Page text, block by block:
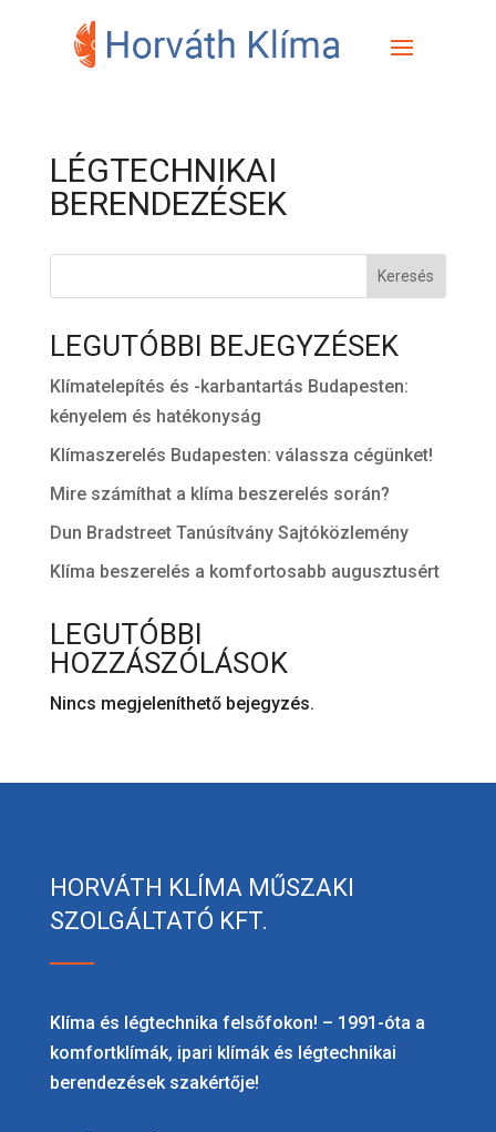
LÉGTECHNIKAI
BERENDEZÉSEK
Keresés
LEGUTÓBBI BEJEGYZÉSEK
Klímatelepítés és -karbantartás Budapesten:
kényelem és hatékonyság
Klímaszerelés Budapesten: válassza cégünket!
Mire számíthat a klíma beszerelés során?
Dun Bradstreet Tanúsítvány Sajtóközlemény
Klíma beszerelés a komfortosabb augusztusért
LEGUTÓBBI
HOZZÁSZÓLÁSOK
Nincs megjeleníthető bejegyzés.
HORVÁTH KLÍMA MŰSZAKI
SZOLGÁLTATÓ KFT.
Klíma és légtechnika felsőfokon! – 1991-óta a
komfortklímák, ipari klímák és légtechnikai
berendezések szakértője!